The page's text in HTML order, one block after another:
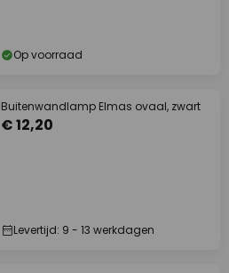
Op voorraad
Buitenwandlamp Elmas ovaal, zwart
€ 12,20
Levertijd: 9 - 13 werkdagen